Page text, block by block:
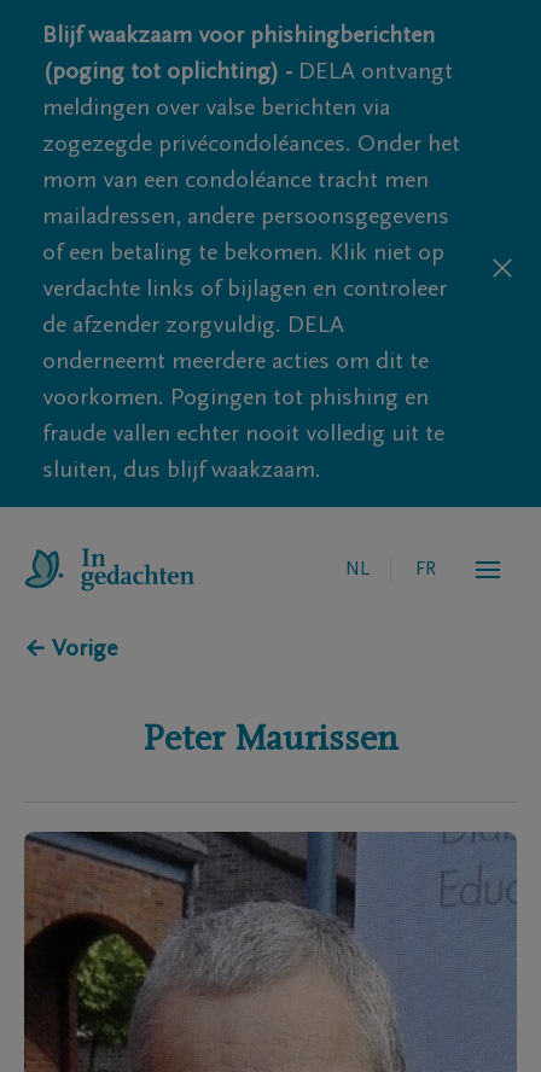
Blijf waakzaam voor phishingberichten
(poging tot oplichting) - DELA ontvangt
meldingen over valse berichten via
zogezegde privécondoléances. Onder het
mom van een condoléance tracht men
mailadressen, andere persoonsgegevens
of een betaling te bekomen. Klik niet op
verdachte links of bijlagen en controleer
de afzender zorgvuldig. DELA
onderneemt meerdere acties om dit te
voorkomen. Pogingen tot phishing en
fraude vallen echter nooit volledig uit te
sluiten, dus blijf waakzaam.
NL FR
← Vorige
Peter Maurissen